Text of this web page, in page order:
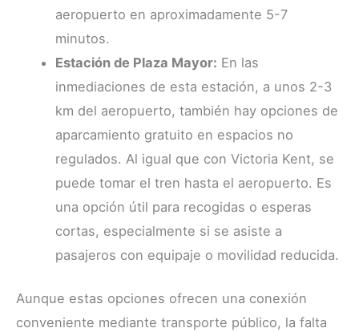
aeropuerto en aproximadamente 5-7
minutos.
Estación de Plaza Mayor: En las
inmediaciones de esta estación, a unos 2-3
km del aeropuerto, también hay opciones de
aparcamiento gratuito en espacios no
regulados. Al igual que con Victoria Kent, se
puede tomar el tren hasta el aeropuerto. Es
una opción útil para recogidas o esperas
cortas, especialmente si se asiste a
pasajeros con equipaje o movilidad reducida.
Aunque estas opciones ofrecen una conexión
conveniente mediante transporte público, la falta